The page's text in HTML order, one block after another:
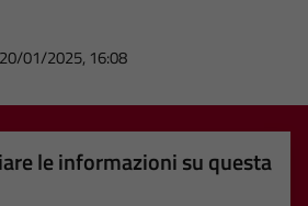
20/01/2025, 16:08
le informazioni su questa